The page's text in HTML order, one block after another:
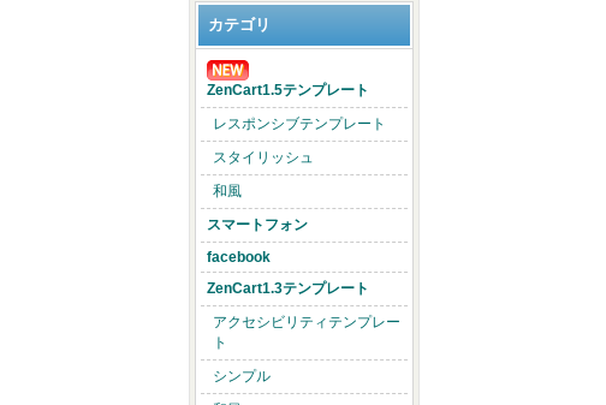
カテゴリ
ZenCart1.5テンプレート
レスポンシブテンプレート
スタイリッシュ
和風
スマートフォン
facebook
ZenCart1.3テンプレート
アクセシビリティテンプレー
ト
シンプル